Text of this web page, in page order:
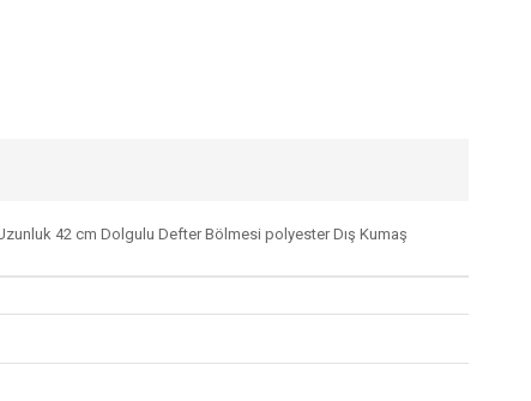
42 cm Dolgulu Defter Bölmesi polyester Dış Kumaş